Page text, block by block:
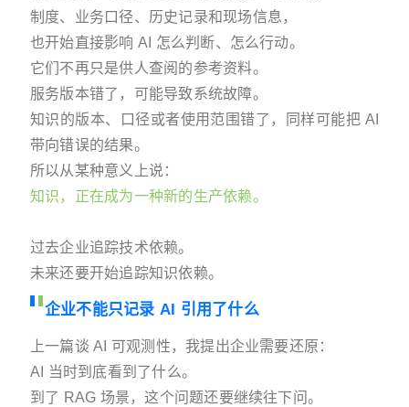
制度、业务口径、历史记录和现场信息，
也开始直接影响 AI 怎么判断、怎么行动。
它们不再只是供人查阅的参考资料。
服务版本错了，可能导致系统故障。
知识的版本、口径或者使用范围错了，同样可能把 AI
带向错误的结果。
所以从某种意义上说：
知识，正在成为一种新的生产依赖。
过去企业追踪技术依赖。
未来还要开始追踪知识依赖。
企业不能只记录 AI 引用了什么
上一篇谈 AI 可观测性，我提出企业需要还原：
AI 当时到底看到了什么。
到了 RAG 场景，这个问题还要继续往下问。